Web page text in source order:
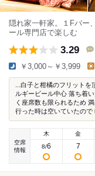
隠れ家一軒家。１Fバー
ール専門店で楽しむ
3.29
￥3,000～￥3,999
...白子と柑橘のフリット
ルギービール中心 落ち着
く座席数も限られるため
行った時は空いていたので
空席
情報
木
8/6
金
7